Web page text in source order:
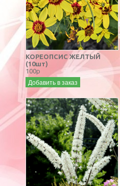
КОРЕОПСИС ЖЕЛТЫЙ
(10шт)
100р
Добавить в заказ